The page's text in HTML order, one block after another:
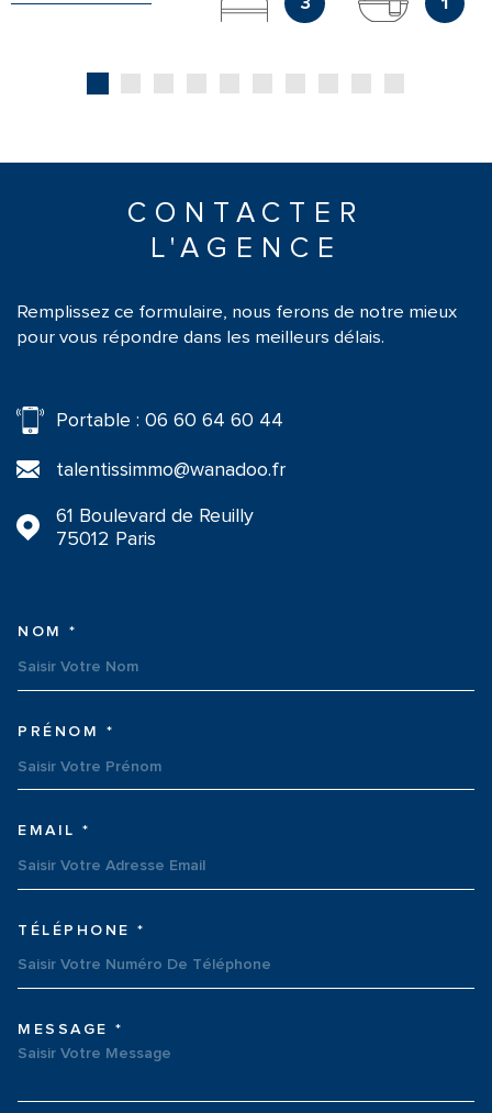
GESTION LOCATIVE
une tranquillité totale. Nous prenons en charge les
d’un pilotage clair et d’une valorisation durable de votre bien,
CONTACTEZ NOUS
Contactez-nous par téléphone au
ou par email
à talentissimmo@wanadoo.fr . Talentissimmo, votre
3 1
CONTACTER
L'AGENCE
Remplissez ce formulaire, nous ferons de notre mieux
pour vous répondre dans les meilleurs délais.
Portable : 06 60 64 60 44
talentissimmo@wanadoo.fr
61 Boulevard de Reuilly
75012
Paris
NOM *
PRÉNOM *
EMAIL *
TÉLÉPHONE *
MESSAGE *